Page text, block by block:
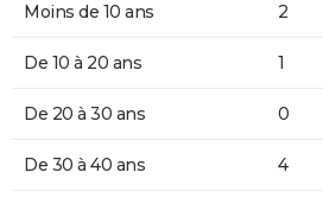
Moins de 10 ans 2
De 10 à 20 ans 1
De 20 à 30 ans 0
De 30 à 40 ans 4